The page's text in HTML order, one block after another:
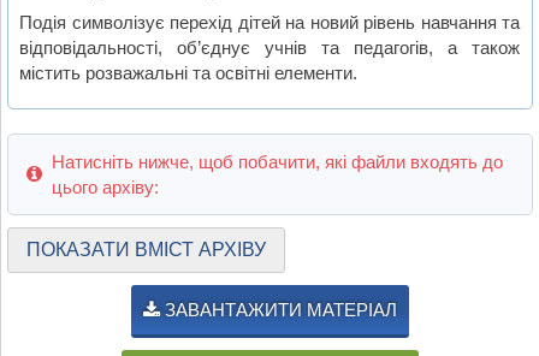
Подія символізує перехід дітей на новий рівень навчання та
відповідальності, об’єднує учнів та педагогів, а також
містить розважальні та освітні елементи.
Натисніть нижче, щоб побачити, які файли входять до
цього архіву:
ПОКАЗАТИ ВМІСТ АРХІВУ
ЗАВАНТАЖИТИ МАТЕРІАЛ